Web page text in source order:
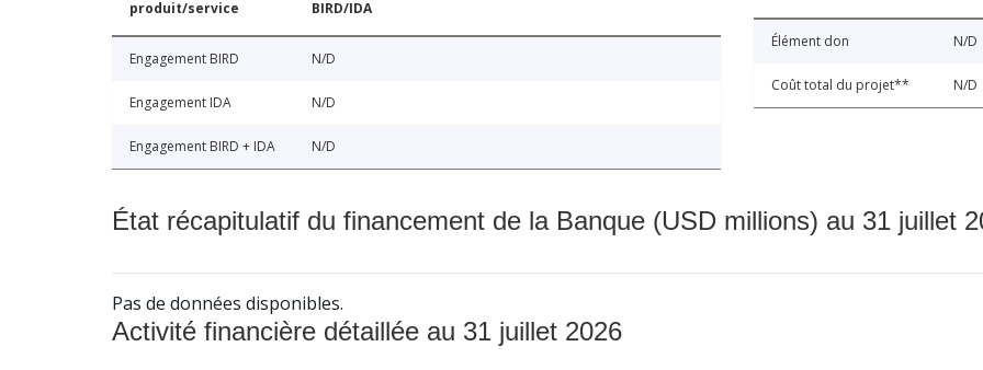
produit/service BIRD/IDA
Engagement BIRD N/D
Engagement IDA N/D
Engagement BIRD + IDA N/D
Élément don N/D
Coût total du projet** N/D
État récapitulatif du financement de la Banque (USD millions) au 31 juillet
Pas de données disponibles.
Activité financière détaillée au 31 juillet 2026